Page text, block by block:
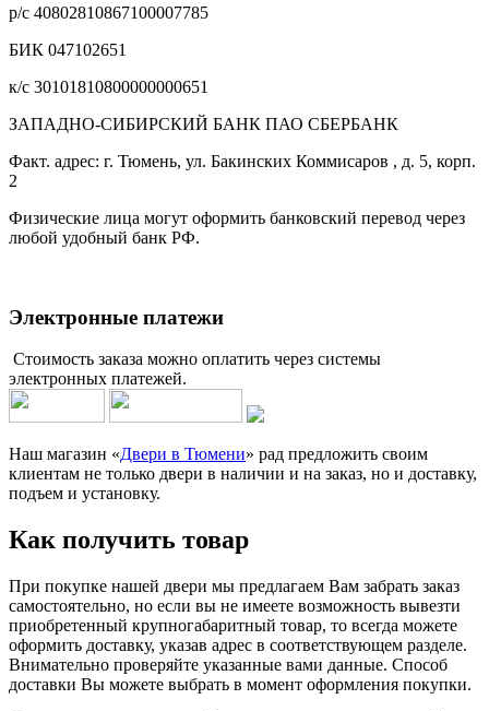
р/с 40802810867100007785
БИК 047102651
к/с 30101810800000000651
ЗАПАДНО-СИБИРСКИЙ БАНК ПАО СБЕРБАНК
Факт. адрес: г. Тюмень, ул. Бакинских Коммисаров , д. 5, корп.
2
Физические лица могут оформить банковский перевод через
любой удобный банк РФ.
Электронные платежи
Стоимость заказа можно оплатить через системы
электронных платежей.
Наш магазин «Двери в Тюмени» рад предложить своим
клиентам не только двери в наличии и на заказ, но и доставку,
подъем и установку.
Как получить товар
При покупке нашей двери мы предлагаем Вам забрать заказ
самостоятельно, но если вы не имеете возможность вывезти
приобретенный крупногабаритный товар, то всегда можете
оформить доставку, указав адрес в соответствующем разделе.
Внимательно проверяйте указанные вами данные. Способ
доставки Вы можете выбрать в момент оформления покупки.